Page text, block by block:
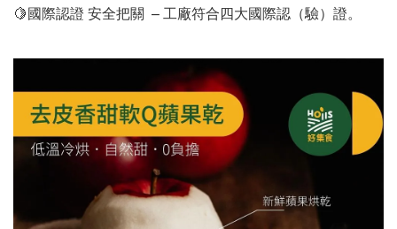
🍋國際認證 安全把關  – 工廠符合四大國際認（驗）證。